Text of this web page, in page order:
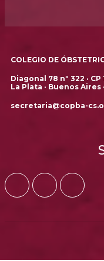
COLEGIO DE
Diagonal 78 nº 322 · CP
La Plata · Buenos Aires
secretaria@copba-